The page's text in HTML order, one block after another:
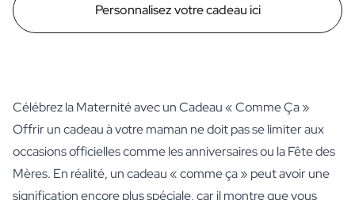
Personnalisez votre cadeau ici
Célébrez la Maternité avec un Cadeau « Comme Ça »
Offrir un cadeau à votre maman ne doit pas se limiter aux
occasions officielles comme les anniversaires ou la Fête des
Mères. En réalité, un cadeau « comme ça » peut avoir une
signification encore plus spéciale, car il montre que vous